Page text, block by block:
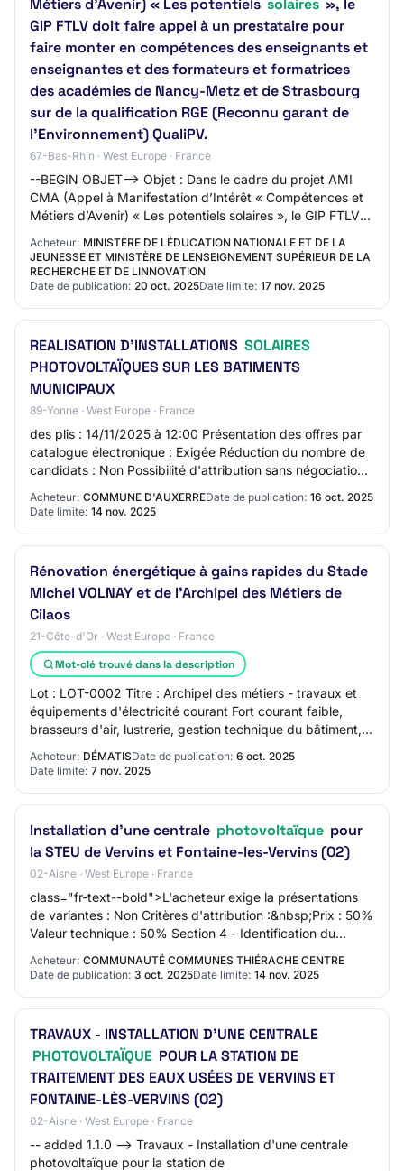
Métiers d’Avenir) « Les potentiels solaires », le
GIP FTLV doit faire appel à un prestataire pour
faire monter en compétences des enseignants et
enseignantes et des formateurs et formatrices
des académies de Nancy-Metz et de Strasbourg
sur de la qualification RGE (Reconnu garant de
l’Environnement) QualiPV.
67-Bas-Rhin · West Europe · France
--BEGIN OBJET--> Objet : Dans le cadre du projet AMI
CMA (Appel à Manifestation d’Intérêt « Compétences et
Métiers d’Avenir) « Les potentiels solaires », le GIP FTLV
doit faire appel à un prestataire…
Acheteur: MINISTÈRE DE LÉDUCATION NATIONALE ET DE LA
JEUNESSE ET MINISTÈRE DE LENSEIGNEMENT SUPÉRIEUR DE LA
RECHERCHE ET DE LINNOVATION
Date de publication: 20 oct. 2025Date limite: 17 nov. 2025
REALISATION D’INSTALLATIONS SOLAIRES
PHOTOVOLTAÏQUES SUR LES BATIMENTS
MUNICIPAUX
89-Yonne · West Europe · France
des plis : 14/11/2025 à 12:00 Présentation des offres par
catalogue électronique : Exigée Réduction du nombre de
candidats : Non Possibilité d'attribution sans négociation :
Acheteur: COMMUNE D'AUXERREDate de publication: 16 oct. 2025
Date limite: 14 nov. 2025
Rénovation énergétique à gains rapides du Stade
Michel VOLNAY et de l'Archipel des Métiers de
Cilaos
21-Côte-d'Or · West Europe · France
Mot-clé trouvé dans la description
Lot : LOT-0002 Titre : Archipel des métiers - travaux et
équipements d'électricité courant Fort courant faible,
brasseurs d'air, lustrerie, gestion technique du bâtiment,
panneaux solaires photovolta…
Acheteur: DÉMATISDate de publication: 6 oct. 2025
Date limite: 7 nov. 2025
Installation d'une centrale photovoltaïque pour
la STEU de Vervins et Fontaine-les-Vervins (02)
02-Aisne · West Europe · France
class="fr-text--bold">L'acheteur exige la présentations
de variantes : Non Critères d'attribution :&nbsp;Prix : 50%
Valeur technique : 50% Section 4 - Identification du
marché Intitulé du marché :&nb…
Acheteur: COMMUNAUTÉ COMMUNES THIÉRACHE CENTRE
Date de publication: 3 oct. 2025Date limite: 14 nov. 2025
TRAVAUX - INSTALLATION D'UNE CENTRALE
PHOTOVOLTAÏQUE POUR LA STATION DE
TRAITEMENT DES EAUX USÉES DE VERVINS ET
FONTAINE-LÈS-VERVINS (02)
02-Aisne · West Europe · France
-- added 1.1.0 --> Travaux - Installation d'une centrale
photovoltaïque pour la station de